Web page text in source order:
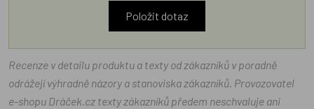
Položit dotaz
Recenze v detailu produktu a texty od zákazníků v poradně
odrážejí výhradně názory a stanoviska zákazníků. Provozovatel
e-shopu Dráček.cz texty zákazníků předem neschvaluje ani